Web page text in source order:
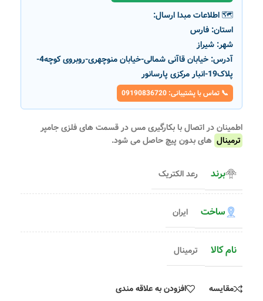
🗺️ اطلاعات مبدا ارسال:
استان: فارس
شهر: شیراز
آدرس:
خیابان قاآنی شمالی-خیابان منوچهری-روبروی کوچه4-
پلاک19-انبار مرکزی پارسانور
📞 تماس با پشتیبانی: 09190836720
اطمینان در اتصال با بکارگیری مس در قسمت های فلزی جامپر
ترمینال های بدون پیچ حاصل می شود.
برند رعد الکتریک
ساخت ایران
نام کالا ترمینال
مقایسه افزودن به علاقه مندی